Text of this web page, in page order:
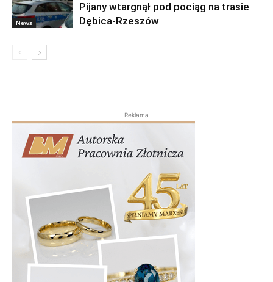
News
Pijany wtargnął pod pociąg na trasie
Dębica-Rzeszów
Reklama